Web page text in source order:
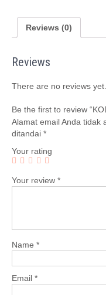
Reviews (0)
Reviews
There are no reviews yet.
Be the first to review
Alamat email Anda tidak
ditandai *
Your rating
Your review *
Name *
Email *